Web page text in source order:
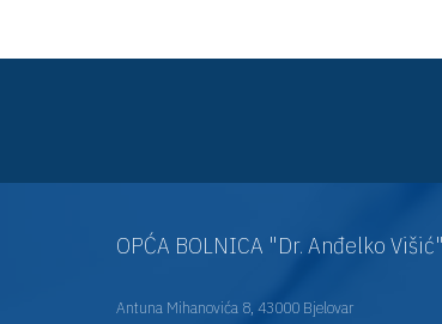
OPĆA BOLNICA "Dr. Anđelko
Antuna Mihanovića 8, 43000 Bjelovar